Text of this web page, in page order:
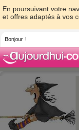
En poursuivant votre
et offres adaptés à vos
Bonjour !